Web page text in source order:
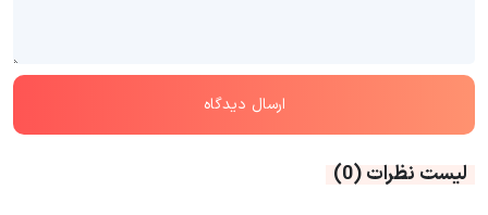
لیست نظرات(0)